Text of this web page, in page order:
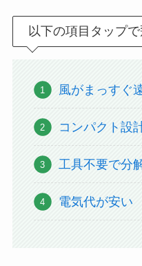
以下の項目タップ
風がまっすぐ
コンパクト設
工具不要で分
電気代が安い